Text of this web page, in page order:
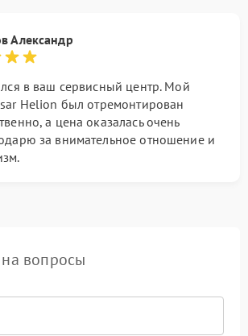
Александр
в ваш сервисный центр. Мой
Helion был отремонтирован
а цена оказалась очень
за внимательное отношение и
на вопросы